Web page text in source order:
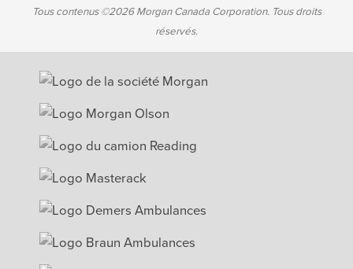
Tous contenus ©2026 Morgan Canada Corporation. Tous droits
réservés.